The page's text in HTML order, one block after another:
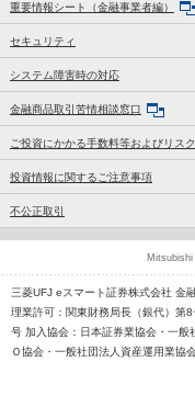
重要情報シート（金融事業者編）
セキュリティ
システム障害時の対応
金融商品取引苦情相談窓口
ご投資にかかる手数料等およびリス
投資情報に関するご注意事項
不公正取引
三菱UFJ eスマート証券株式会社 金
理業許可：関東財務局長（銀代）第
号 加入協会：日本証券業協会・一
Ｏ協会・一般社団法人資産運用業協